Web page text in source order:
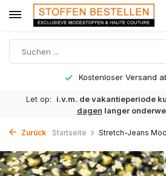
Kostenloser Versand
Let op: i.v.m. de vakantieperiode
dagen langer
Zurück Startseite Stretch-Jeans